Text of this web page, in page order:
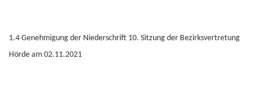
1.4 Genehmigung der Niederschrift 10. Sitzung der Bezirksvertretung
Hörde am 02.11.2021